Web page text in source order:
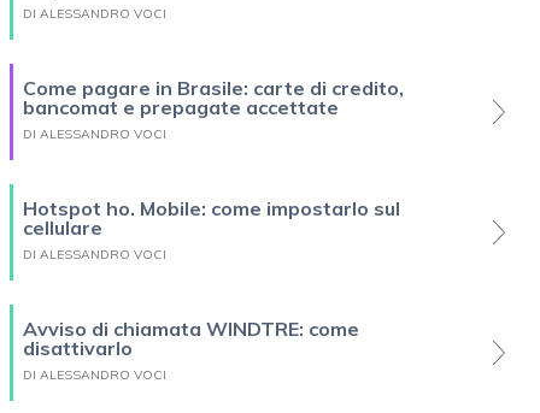
DI ALESSANDRO VOCI
Come pagare in Brasile: carte di credito,
bancomat e prepagate accettate
DI ALESSANDRO VOCI
Hotspot ho. Mobile: come impostarlo sul
cellulare
DI ALESSANDRO VOCI
Avviso di chiamata WINDTRE: come
disattivarlo
DI ALESSANDRO VOCI